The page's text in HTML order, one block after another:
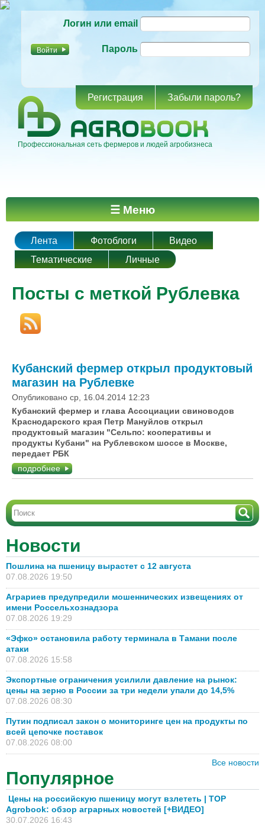
основному
Логин или email
Пароль
Регистрация Забыли пароль?
Профессиональная сеть фермеров и людей агробизнеса
Главное меню ☰ Меню
Лента Фотоблоги
Видео
Тематические
Личные
Посты с меткой Рублевка
Кубанский фермер открыл продуктовый
магазин на Рублевке
Опубликовано ср, 16.04.2014 12:23
Кубанский фермер и глава Ассоциации свиноводов
Краснодарского края Петр Мануйлов открыл
продуктовый магазин "Сельпо: кооперативы и
продукты Кубани" на Рублевском шоссе в Москве,
передает РБК
подробнее
Новости
Пошлина на пшеницу вырастет с 12 августа
07.08.2026 19:50
Аграриев предупредили мошеннических извещениях от
имени Россельхознадзора
07.08.2026 19:29
«Эфко» остановила работу терминала в Тамани после
атаки
07.08.2026 15:58
Экспортные ограничения усилили давление на рынок:
цены на зерно в России за три недели упали до 14,5%
07.08.2026 08:30
Путин подписал закон о мониторинге цен на продукты по
всей цепочке поставок
07.08.2026 08:00
Все новости
Популярное
Цены на российскую пшеницу могут взлететь | TOP
Agrobook: обзор аграрных новостей [+ВИДЕО]
30.07.2026 16:43